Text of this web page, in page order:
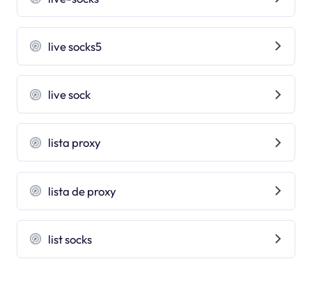
live socks5
live sock
lista proxy
lista de proxy
list socks